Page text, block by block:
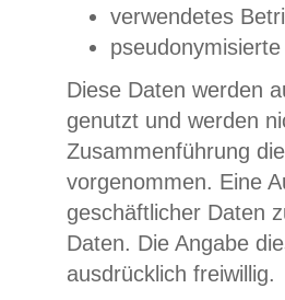
verwendetes
Diese Daten werden
genutzt und werden
Zusammenführung
vorgenommen. Eine
geschäftlicher Daten
Daten. Die Angabe
ausdrücklich freiwillig.